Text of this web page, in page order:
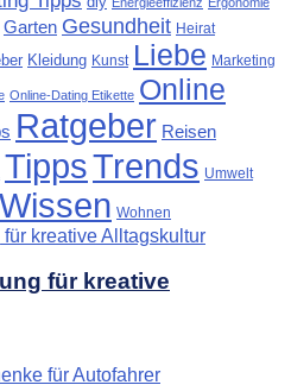
Garten Gesundheit Heirat
Kleidung Kunst Liebe Marketing
Online-Dating Etikette Online
Ratgeber Reisen
TippsTrends Umwelt
Wissen Wohnen
für kreative